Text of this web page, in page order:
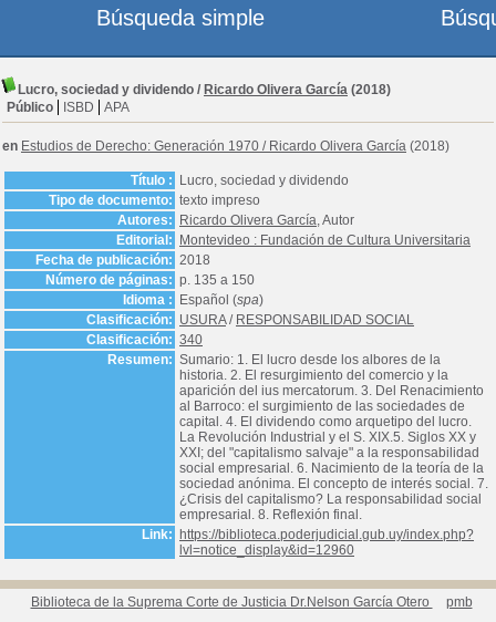
Lucro, sociedad y dividendo / Ricardo Olivera García (2018)
Público
ISBD APA
en Estudios de Derecho: Generación 1970 / Ricardo Olivera García (2018)
Título :
Lucro, sociedad y dividendo
Tipo de documento: texto impreso
Autores:
Ricardo Olivera García, Autor
Editorial:
Montevideo : Fundación de Cultura Universitaria
Fecha de publicación: 2018
Número de páginas: p. 135 a 150
Idioma :
Español (spa)
Clasificación: USURA/ RESPONSABILIDAD SOCIAL
Clasificación: 340
Resumen: Sumario: 1. El lucro desde los albores de la
historia. 2. El resurgimiento del comercio y la
aparición del ius mercatorum. 3. Del Renacimiento
al Barroco: el surgimiento de las sociedades de
capital. 4. El dividendo como arquetipo del lucro.
La Revolución Industrial y el S. XIX.5. Siglos XX y
XXI; del "capitalismo salvaje" a la responsabilidad
social empresarial. 6. Nacimiento de la teoría de la
sociedad anónima. El concepto de interés social. 7.
¿Crisis del capitalismo? La responsabilidad social
empresarial. 8. Reflexión final.
Link:
https://biblioteca.poderjudicial.gub.uy/index.php?
lvl=notice_display&id=12960
Biblioteca de la Suprema Corte de Justicia Dr.Nelson García Otero pmb
Búsqueda simple